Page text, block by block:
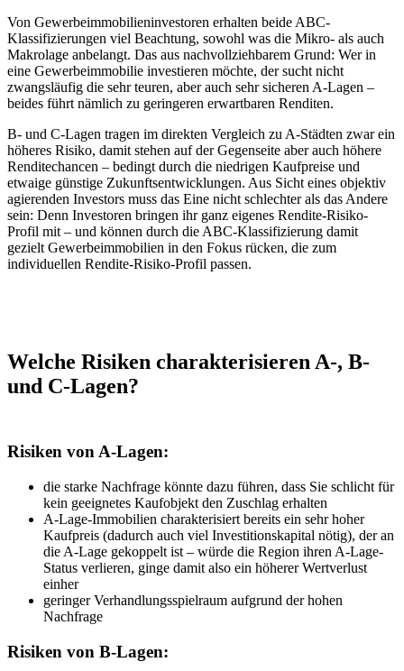
Von Gewerbeimmobilieninvestoren erhalten beide ABC-
Klassifizierungen viel Beachtung, sowohl was die Mikro- als auch
Makrolage anbelangt. Das aus nachvollziehbarem Grund: Wer in
eine Gewerbeimmobilie investieren möchte, der sucht nicht
zwangsläufig die sehr teuren, aber auch sehr sicheren A-Lagen –
beides führt nämlich zu geringeren erwartbaren Renditen.
B- und C-Lagen tragen im direkten Vergleich zu A-Städten zwar ein
höheres Risiko, damit stehen auf der Gegenseite aber auch höhere
Renditechancen – bedingt durch die niedrigen Kaufpreise und
etwaige günstige Zukunftsentwicklungen. Aus Sicht eines objektiv
agierenden Investors muss das Eine nicht schlechter als das Andere
sein: Denn Investoren bringen ihr ganz eigenes Rendite-Risiko-
Profil mit – und können durch die ABC-Klassifizierung damit
gezielt Gewerbeimmobilien in den Fokus rücken, die zum
individuellen Rendite-Risiko-Profil passen.
Welche Risiken charakterisieren A-, B-
und C-Lagen?
Risiken von A-Lagen:
die starke Nachfrage könnte dazu führen, dass Sie schlicht für
kein geeignetes Kaufobjekt den Zuschlag erhalten
A-Lage-Immobilien charakterisiert bereits ein sehr hoher
Kaufpreis (dadurch auch viel Investitionskapital nötig), der an
die A-Lage gekoppelt ist – würde die Region ihren A-Lage-
Status verlieren, ginge damit also ein höherer Wertverlust
einher
geringer Verhandlungsspielraum aufgrund der hohen
Nachfrage
Risiken von B-Lagen: